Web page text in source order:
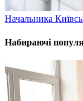
Начальника
Набираючі